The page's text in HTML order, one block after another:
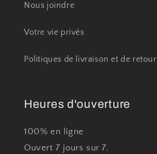
Nous joindre
Votre vie privés
Politiques de livraison et de retour
Heures d'ouverture
100% en ligne
Ouvert 7 jours sur 7,